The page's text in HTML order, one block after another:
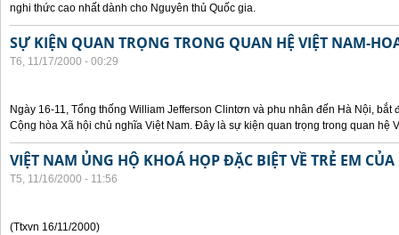
nghi thức cao nhất dành cho Nguyên thủ Quốc gia.
SỰ KIỆN QUAN TRỌNG TRONG QUAN HỆ VIỆT NAM-
T6, 11/17/2000 - 00:29
Ngày 16-11, Tổng thống William Jefferson Clintơn và phu nhân đến Hà Nội,
Cộng hòa Xã hội chủ nghĩa Việt Nam. Đây là sự kiện quan trọng trong quan hệ
VIỆT NAM ỦNG HỘ KHOÁ HỌP ĐẶC BIỆT VỀ TRẺ EM
T5, 11/16/2000 - 11:56
(Ttxvn 16/11/2000)